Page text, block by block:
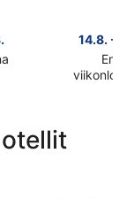
14.8. -
Ensi
hinnat